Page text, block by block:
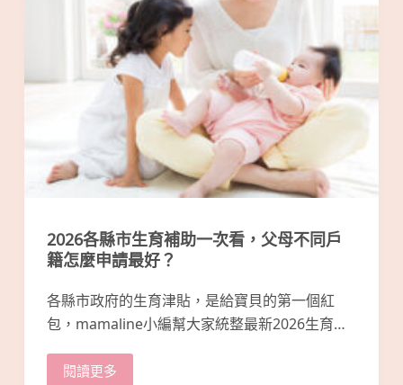
2026各縣市生育補助一次看，父母不同戶
籍怎麼申請最好？
各縣市政府的生育津貼，是給寶貝的第一個紅
包，mamaline小編幫大家統整最新2026生育…
閱讀更多